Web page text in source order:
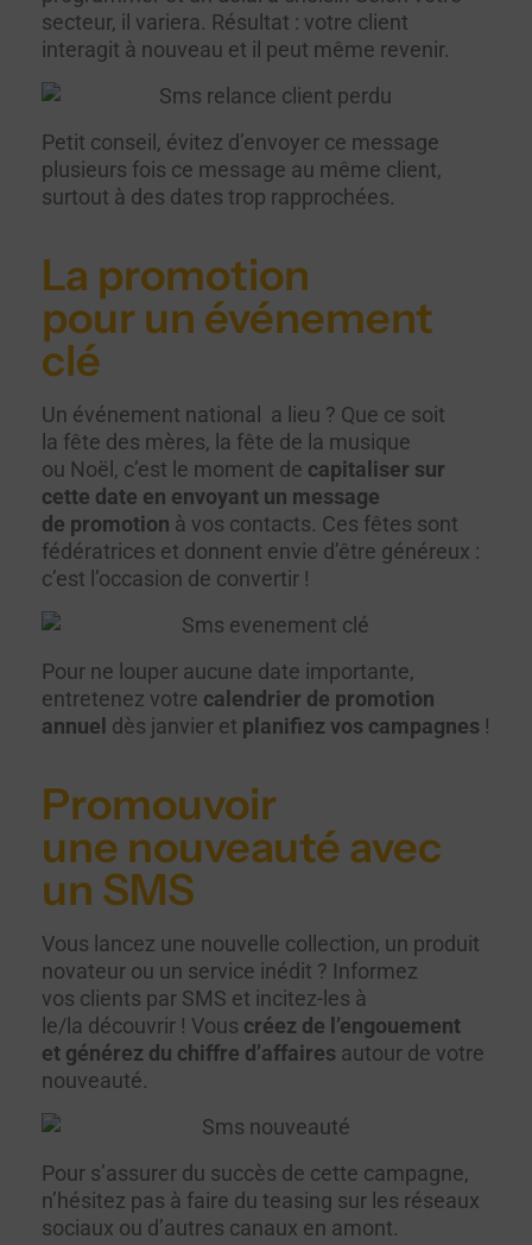
secteur, il variera. Résultat : votre client
interagit à nouveau et il peut même revenir.
Petit conseil, évitez d’envoyer ce message
plusieurs fois ce message au même client,
surtout à des dates trop rapprochées.
La promotion
pour un événement
clé
Un événement national a lieu ? Que ce soit
la fête des mères, la fête de la musique
ou Noël, c’est le moment de capitaliser sur
cette date en envoyant un message
de promotion à vos contacts. Ces fêtes sont
fédératrices et donnent envie d’être généreux :
c’est l’occasion de convertir !
Pour ne louper aucune date importante,
entretenez votre calendrier de promotion
annuel dès janvier et planifiez vos campagnes !
Promouvoir
une nouveauté avec
un SMS
Vous lancez une nouvelle collection, un produit
novateur ou un service inédit ? Informez
vos clients par SMS et incitez-les à
le/la découvrir ! Vous créez de l’engouement
et générez du chiffre d’affaires autour de votre
nouveauté.
Pour s’assurer du succès de cette campagne,
n’hésitez pas à faire du teasing sur les réseaux
sociaux ou d’autres canaux en amont.